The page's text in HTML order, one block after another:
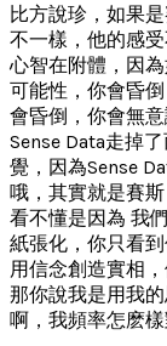
比方說珍，如果
不一樣，他的感
心智在附體，因
可能性，你會昏
會昏倒，你會無
Sense Data走掉
覺，因為Sense
哦，其實就是賽
看不懂是因為 我
紙張化，你只看
用信念創造實相
那你說我是用我
啊，我頻率怎麽